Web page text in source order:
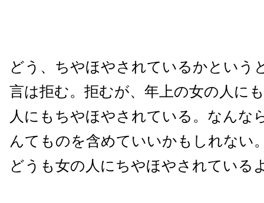
どう、ちやほやされているかという
言は拒む。拒むが、年上の女の人に
人にもちやほやされている。なんな
んてものを含めていいかもしれない
どうも女の人にちやほやされている